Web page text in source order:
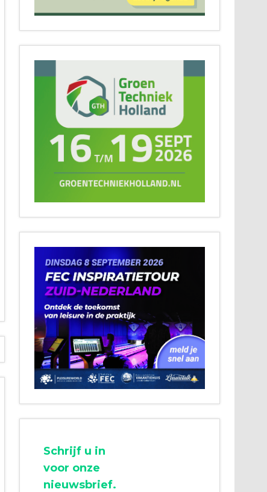
Schrijf u in
voor onze
nieuwsbrief.